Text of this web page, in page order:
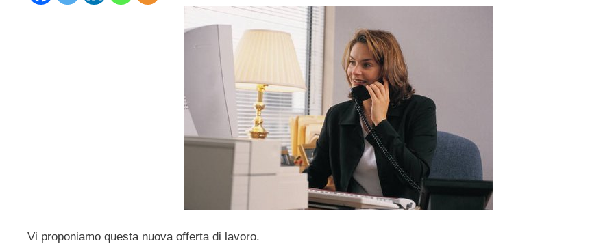
Vi proponiamo questa nuova offerta di lavoro.